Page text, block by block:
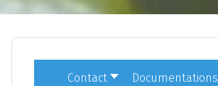
Contact Documentations